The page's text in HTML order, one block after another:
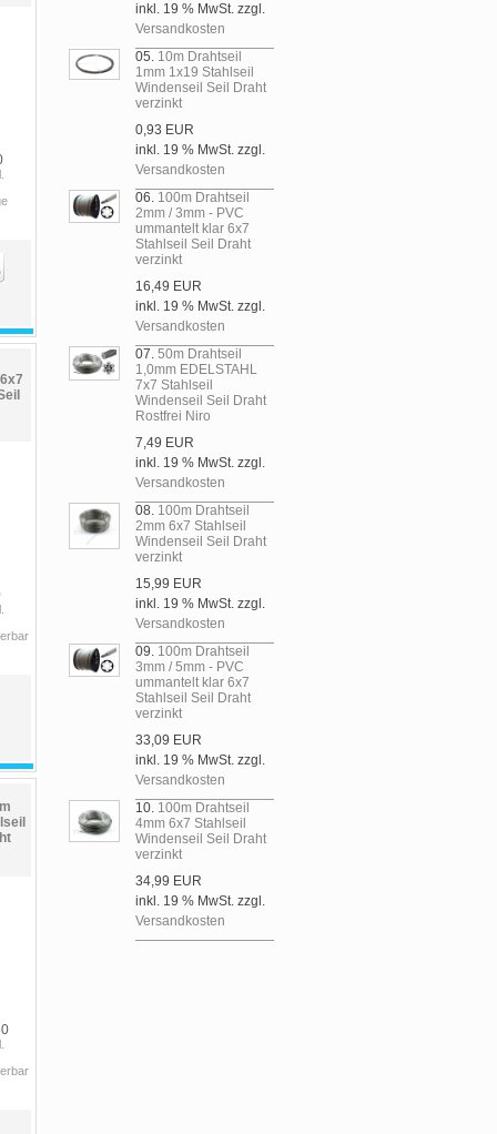
inkl. 19 % MwSt. zzgl.
Versandkosten
05. 10m Drahtseil
1mm 1x19 Stahlseil
Windenseil Seil Draht
verzinkt
0,93 EUR
inkl. 19 % MwSt. zzgl.
Versandkosten
06. 100m Drahtseil
2mm / 3mm - PVC
ummantelt klar 6x7
Stahlseil Seil Draht
verzinkt
16,49 EUR
inkl. 19 % MwSt. zzgl.
Versandkosten
07. 50m Drahtseil
1,0mm EDELSTAHL
7x7 Stahlseil
Windenseil Seil Draht
Rostfrei Niro
7,49 EUR
inkl. 19 % MwSt. zzgl.
Versandkosten
08. 100m Drahtseil
2mm 6x7 Stahlseil
Windenseil Seil Draht
verzinkt
15,99 EUR
inkl. 19 % MwSt. zzgl.
Versandkosten
09. 100m Drahtseil
3mm / 5mm - PVC
ummantelt klar 6x7
Stahlseil Seil Draht
verzinkt
33,09 EUR
inkl. 19 % MwSt. zzgl.
Versandkosten
10. 100m Drahtseil
4mm 6x7 Stahlseil
Windenseil Seil Draht
verzinkt
34,99 EUR
inkl. 19 % MwSt. zzgl.
Versandkosten